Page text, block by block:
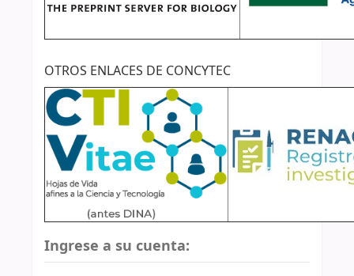
OTROS ENLACES DE CONCYTEC
Ingrese a su cuenta: